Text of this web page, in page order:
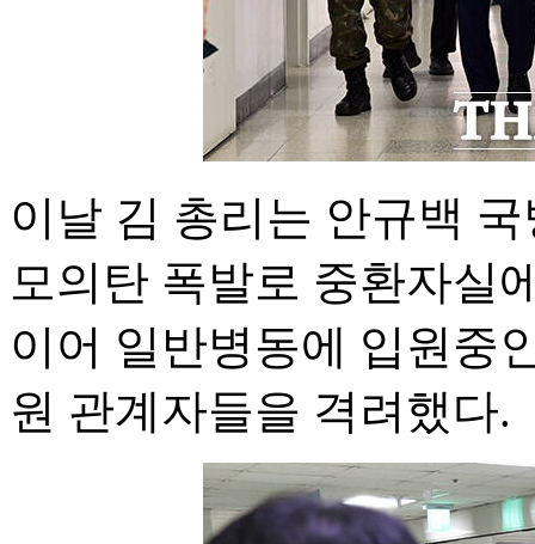
이날 김 총리는 안규백
모의탄 폭발로 중환자실
이어 일반병동에 입원중
원 관계자들을 격려했다.